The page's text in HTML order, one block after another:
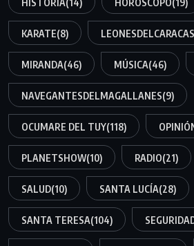
HISTORIA(14) HORÓSCOPO(19)
KARATE(8) LEONESDELCARACAS
MIRANDA(46) MÚSICA(46)
NAVEGANTESDELMAGALLANES(9)
OCUMARE DEL TUY(118)
PLANETSHOW(10) RADIO(21)
SALUD(10) SANTA LUCÍA(28)
SANTA TERESA(104)